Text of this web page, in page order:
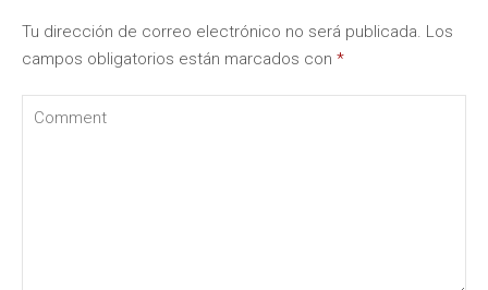
Tu dirección de correo electrónico no será publicada. Los
campos obligatorios están marcados con *